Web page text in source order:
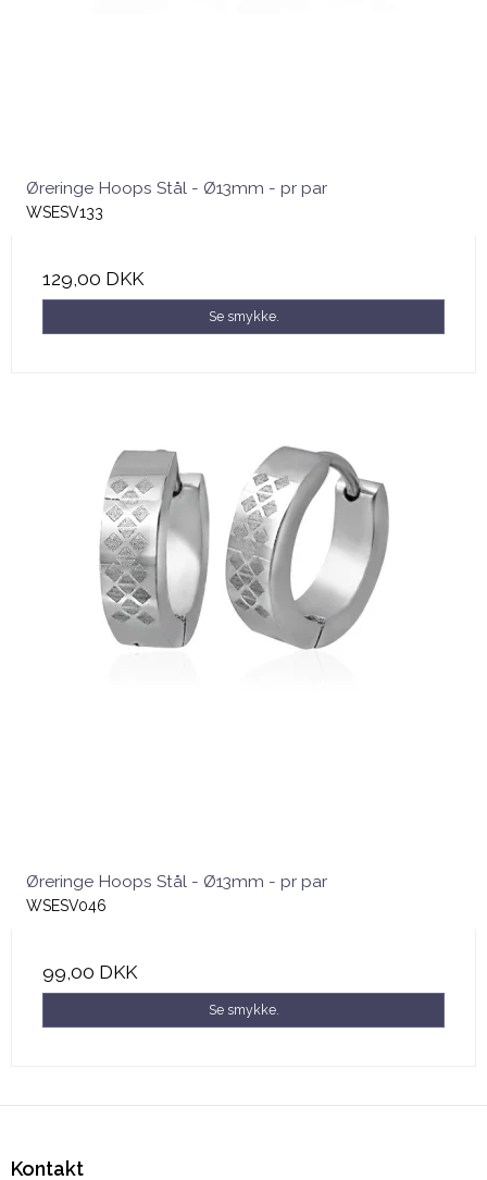
Øreringe Hoops Stål - Ø13mm - pr par
WSESV133
129,00 DKK
Se smykke.
Øreringe Hoops Stål - Ø13mm - pr par
WSESV046
99,00 DKK
Se smykke.
Kontakt